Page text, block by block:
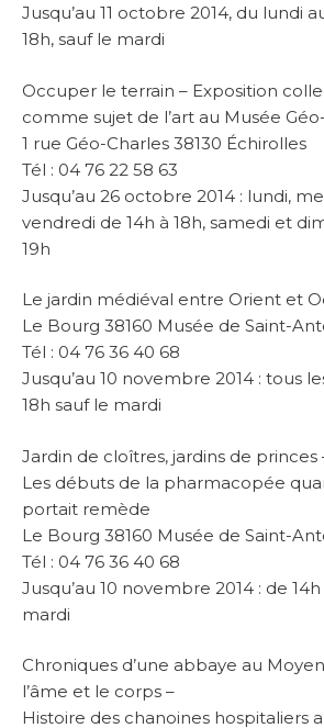
Jusqu’au 11 octobre 2014, du lundi
18h, sauf le mardi
Occuper le terrain – Exposition
comme sujet de l’art au Musée
1 rue Géo-Charles 38130 Échirolles
Tél : 04 76 22 58 63
Jusqu’au 26 octobre 2014 : lundi,
vendredi de 14h à 18h, samedi et
19h
Le jardin médiéval entre Orient et
Le Bourg 38160 Musée de Saint-
Tél : 04 76 36 40 68
Jusqu’au 10 novembre 2014 : tous
18h sauf le mardi
Jardin de cloîtres, jardins de princes
Les débuts de la pharmacopée
portait remède
Le Bourg 38160 Musée de Saint-
Tél : 04 76 36 40 68
Jusqu’au 10 novembre 2014 : de
mardi
Chroniques d’une abbaye au
l’âme et le corps –
Histoire des chanoines hospitaliers